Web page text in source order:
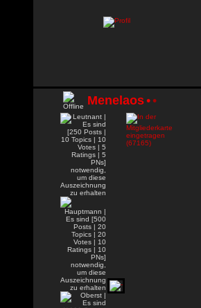
Menelaos••